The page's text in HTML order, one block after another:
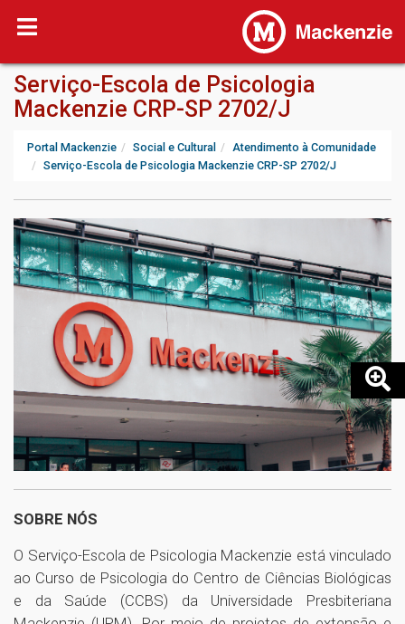
Serviço-Escola de Psicologia
Mackenzie CRP-SP 2702/J
Portal Mackenzie Social e Cultural
Atendimento à Comunidade
Serviço-Escola de Psicologia Mackenzie CRP-SP 2702/J
SOBRE NÓS
O Serviço-Escola de Psicologia Mackenzie está vinculado
ao Curso de Psicologia do Centro de Ciências Biológicas
e da Saúde (CCBS) da Universidade Presbiteriana